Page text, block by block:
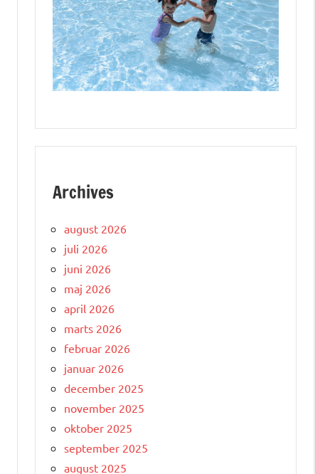
Archives
august 2026
juli 2026
juni 2026
maj 2026
april 2026
marts 2026
februar 2026
januar 2026
december 2025
november 2025
oktober 2025
september 2025
august 2025